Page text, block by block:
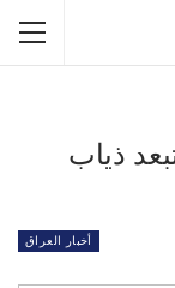
ذياب
أخبار العراق